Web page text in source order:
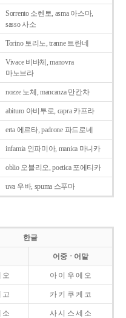
Sorrento 소렌토, asma 아스마,
sasso 사소
Torino 토리노, tranne 트란네
Vivace 비바체, manovra
마노브라
nozze 노체, mancanza 만칸차
abituro 아비투로, capra 카프라
erta 에르타, padrone 파드로네
infamia 인파미아, manica 마니카
oblio 오블리오, poetica 포에티카
uva 우바, spuma 스푸마
한글
어중ㆍ어말
오 아 이 우 에 오
고 카 키 쿠 케 코
소 사 시 스 세 소